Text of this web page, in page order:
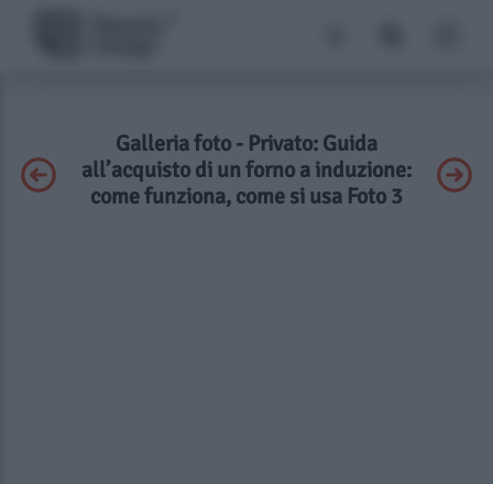
Galleria foto - Privato: Guida
all’acquisto di un forno a induzione:
come funziona, come si usa Foto 3